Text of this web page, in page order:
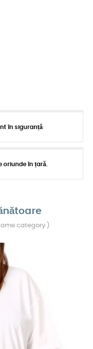
în siguranță
oriunde în țară.
category )